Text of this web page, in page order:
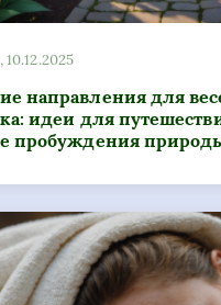
10.12.2025
направления для
идеи для
пробуждения